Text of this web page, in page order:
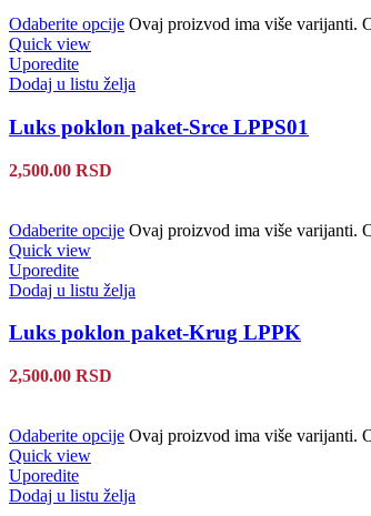
Odaberite opcije Ovaj proizvod ima više varijanti.
Quick view
Uporedite
Dodaj u listu želja
Luks poklon paket-Srce LPPS01
2,500.00 RSD
Odaberite opcije Ovaj proizvod ima više varijanti.
Quick view
Uporedite
Dodaj u listu želja
Luks poklon paket-Krug LPPK
2,500.00 RSD
Odaberite opcije Ovaj proizvod ima više varijanti.
Quick view
Uporedite
Dodaj u listu želja